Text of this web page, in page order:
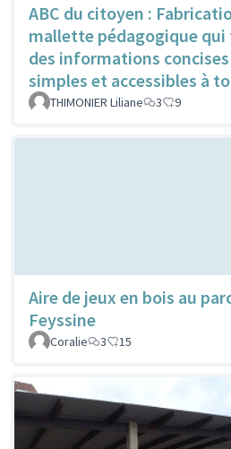
ABC du citoyen :
mallette pédagogique qui
des informations
simples et accessibles à
THIMONIER Liliane 3 9
Aire de jeux en bois au
Feyssine
Coralie 3 15